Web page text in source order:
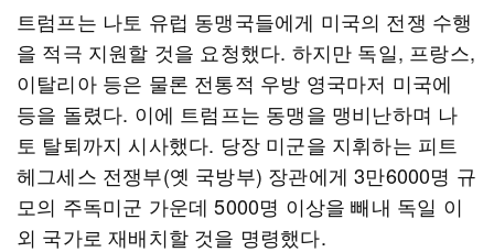
트럼프는 나토 유럽 동맹국들에게 미국의 전쟁 수행
을 적극 지원할 것을 요청했다. 하지만 독일, 프랑스,
이탈리아 등은 물론 전통적 우방 영국마저 미국에
등을 돌렸다. 이에 트럼프는 동맹을 맹비난하며 나
토 탈퇴까지 시사했다. 당장 미군을 지휘하는 피트
헤그세스 전쟁부(옛 국방부) 장관에게 3만6000명 규
모의 주독미군 가운데 5000명 이상을 빼내 독일 이
외 국가로 재배치할 것을 명령했다.